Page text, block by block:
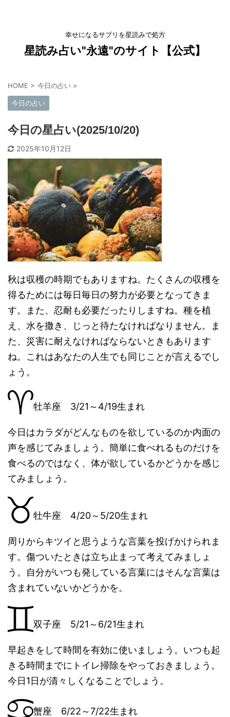
幸せになるサプリを星読みで処方
星読み占い"永遠"のサイト【公式】
HOME > 今日の占い >
今日の占い
今日の星占い(2025/10/20)
2025年10月12日
秋は収穫の時期でもありますね。たくさんの収穫を
得るためには毎日毎日の努力が必要となってきま
す。また、忍耐も必要だったりしますね。種を植
え、水を撒き、じっと待たなければなりません。ま
た、災害に耐えなければならないときもあります
ね。これはあなたの人生でも同じことが言えるでし
ょう。
牡羊座 3/21～4/19生まれ
今日はカラダがどんなものを欲しているのか内面の
声を感じてみましょう。簡単に食べれるものだけを
食べるのではなく、体が欲しているかどうかを感じ
てみましょう。
牡牛座 4/20～5/20生まれ
周りからキツイと思うような言葉を投げかけられま
す。傷ついたときは立ち止まって考えてみましょ
う。自分がいつも発している言葉にはそんな言葉は
含まれていないかどうかを。
双子座 5/21～6/21生まれ
早起きをして時間を有効に使いましょう。いつも起
きる時間までにトイレ掃除をやっておきましょう。
今日1日が清々しくなることでしょう。
蟹座 6/22～7/22生まれ